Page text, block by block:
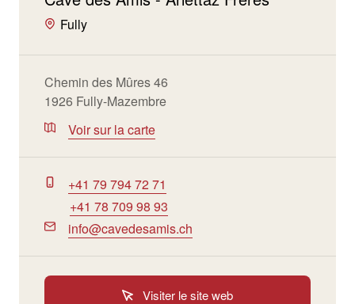
Fully
Chemin des Mûres 46
1926 Fully-Mazembre
Voir sur la carte
+41 79 794 72 71
+41 78 709 98 93
info@cavedesamis.ch
Visiter le site web